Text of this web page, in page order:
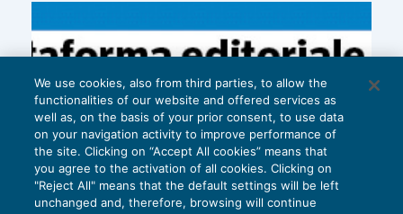
sorprendono al rialzo a febbraio sia l’indice di
115,6 punti (consenso:115,0), che l’indice di
fiducia delle imprese manifatturiere, in aumento
da 109,9 punti a 110,6 (consenso:109,2).
L’inflazione resta moderata nell’Area Euro nel
mese di febbraio: questo è quanto emerge dalle
We use cookies, also from third parties, to allow the
functionalities of our website and offered services as
well as, on the basis of your prior consent, to use data
on your navigation activity to improve performance of
the site. Clicking on “Accept All cookies” means that
you agree to the activation of all cookies. Clicking on
"Reject All" means that the default settings will be left
unchanged and, therefore, browsing will continue